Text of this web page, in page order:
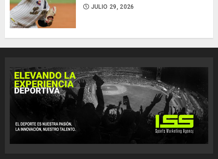
JULIO 29, 2026